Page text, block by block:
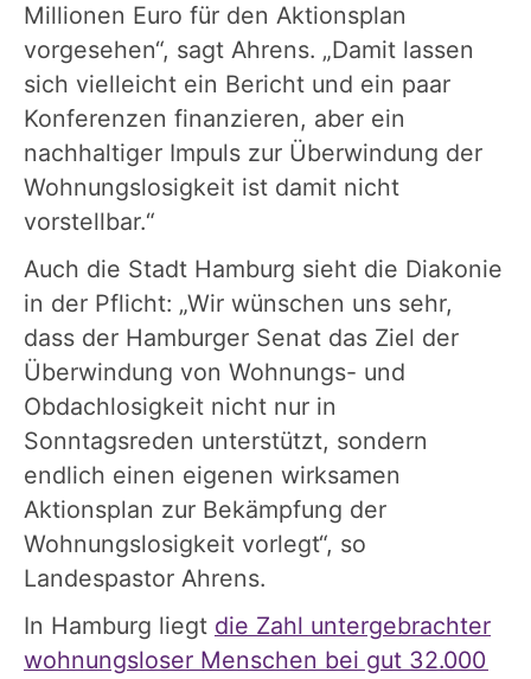
Millionen Euro für den Aktionsplan
vorgesehen“, sagt Ahrens. „Damit lassen
sich vielleicht ein Bericht und ein paar
Konferenzen finanzieren, aber ein
nachhaltiger Impuls zur Überwindung der
Wohnungslosigkeit ist damit nicht
vorstellbar.“
Auch die Stadt Hamburg sieht die Diakonie
in der Pflicht: „Wir wünschen uns sehr,
dass der Hamburger Senat das Ziel der
Überwindung von Wohnungs- und
Obdachlosigkeit nicht nur in
Sonntagsreden unterstützt, sondern
endlich einen eigenen wirksamen
Aktionsplan zur Bekämpfung der
Wohnungslosigkeit vorlegt“, so
Landespastor Ahrens.
In Hamburg liegt die Zahl untergebrachter
wohnungsloser Menschen bei gut 32.000